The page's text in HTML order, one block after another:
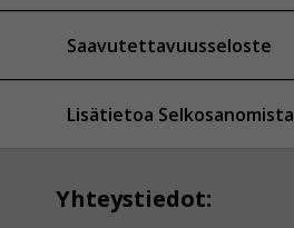
Saavutettavuusseloste
Lisätietoa Selkosanomista
Yhteystiedot: